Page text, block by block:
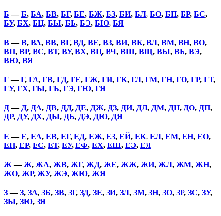
Б —Б, БА, БВ, БГ, БЕ, БЖ, БЗ, БИ, БЛ, БО, БП, БР, БС,
БУ, БХ, БЦ, БЫ, БЬ, БЭ, БЮ, БЯ
В—В, ВА, ВВ, ВГ, ВД, ВЕ, ВЗ, ВИ, ВК, ВЛ, ВМ, ВН, ВО,
ВП, ВР, ВС, ВТ, ВУ, ВХ, ВЦ, ВЧ, ВШ, ВЩ, ВЫ, ВЬ, ВЭ,
ВЮ, ВЯ
Г—Г, ГА, ГВ, ГД, ГЕ, ГЖ, ГИ, ГК, ГЛ, ГМ, ГН, ГО, ГР, ГТ,
ГУ, ГХ, ГЫ, ГЬ, ГЭ, ГЮ, ГЯ
Д— Д, ДА, ДВ, ДД, ДЕ, ДЖ, ДЗ, ДИ, ДЛ, ДМ, ДН, ДО, ДП,
ДР, ДУ, ДХ, ДЫ, ДЬ, ДЭ, ДЮ, ДЯ
Е —Е, ЕА, ЕВ, ЕГ, ЕД, ЕЖ, ЕЗ, ЕЙ, ЕК, ЕЛ, ЕМ, ЕН, ЕО,
ЕП, ЕР, ЕС, ЕТ, ЕУ, ЕФ, ЕХ, ЕШ, ЕЭ, ЕЯ
Ж —Ж, ЖА, ЖВ, ЖГ, ЖД, ЖЕ, ЖЖ, ЖИ, ЖЛ, ЖМ, ЖН,
ЖО, ЖР, ЖУ, ЖЭ, ЖЮ, ЖЯ
З—З, ЗА, ЗБ, ЗВ, ЗГ, ЗД, ЗЕ, ЗИ, ЗЛ, ЗМ, ЗН, ЗО, ЗР, ЗС, ЗУ,
ЗЫ, ЗЮ, ЗЯ